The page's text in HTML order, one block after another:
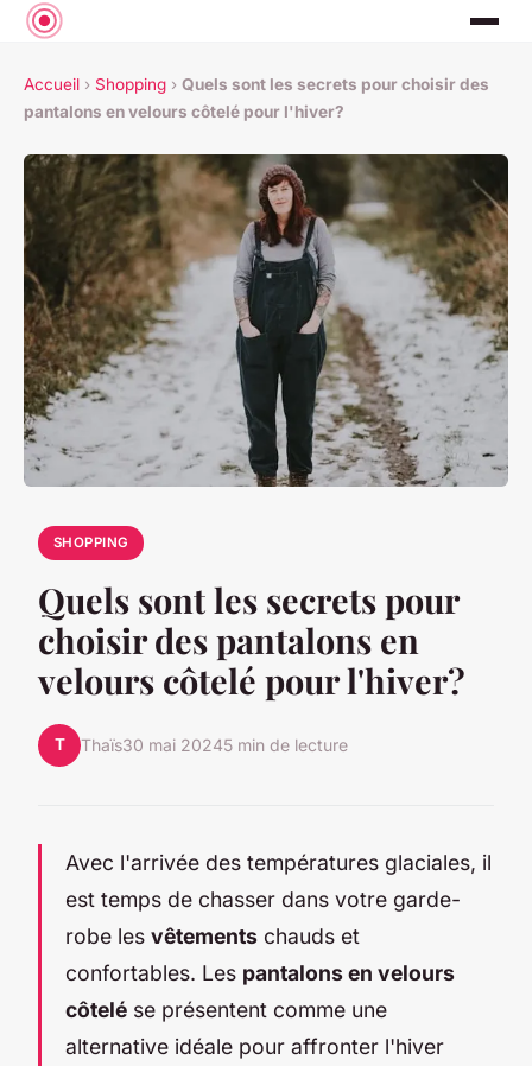
Accueil › Shopping › Quels sont les secrets pour choisir des
pantalons en velours côtelé pour l'hiver?
SHOPPING
Quels sont les secrets pour
choisir des pantalons en
velours côtelé pour l'hiver?
T Thaïs30 mai 20245 min de lecture
Avec l'arrivée des températures glaciales, il
est temps de chasser dans votre garde-
robe les vêtements chauds et
confortables. Les pantalons en velours
côtelé se présentent comme une
alternative idéale pour affronter l'hiver